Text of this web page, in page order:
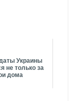
Украины
не только за
дома